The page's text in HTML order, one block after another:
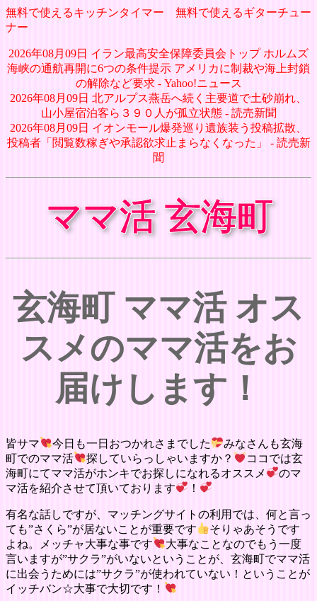
無料で使えるキッチンタイマー
無料で使えるギターチュー
ナー
2026年08月09日 イラン最高安全保障委員会トップ ホルムズ
海峡の通航再開に6つの条件提示 アメリカに制裁や海上封鎖
の解除など要求 - Yahoo!ニュース
2026年08月09日 北アルプス燕岳へ続く主要道で土砂崩れ、
山小屋宿泊客ら３９０人が孤立状態 - 読売新聞
2026年08月09日 イオンモール爆発巡り遺族装う投稿拡散、
投稿者「閲覧数稼ぎや承認欲求止まらなくなった」 - 読売新
聞
ママ活 玄海町
玄海町 ママ活 オス
スメのママ活をお
届けします！
皆サマ 今日も一日おつかれさまでした
みなさんも玄海
町でのママ活
探していらっしゃいますか？
ココでは玄
海町にてママ活がホンキでお探しになれるオススメ
のマ
マ活を紹介させて頂いております
！
有名な話しですが、マッチングサイトの利用では、何と言っ
ても”さくら”が居ないことが重要です
そりゃあそうです
よね。メッチャ大事な事です
大事なことなのでもう一度
言いますが”サクラ”がいないということが、玄海町でママ活
に出会うためには”サクラ”が使われていない！ということが
イッチバン☆大事で大切です！